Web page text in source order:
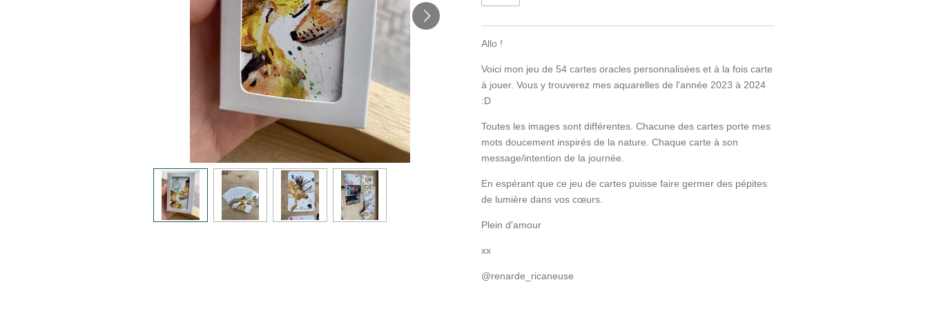
Allo !
Voici mon jeu de 54 cartes oracles personnalisées et à la fois carte
à jouer. Vous y trouverez mes aquarelles de l'année 2023 à 2024
:D
Toutes les images sont différentes. Chacune des cartes porte mes
mots doucement inspirés de la nature. Chaque carte à son
message/intention de la journée.
En espérant que ce jeu de cartes puisse faire germer des pépites
de lumière dans vos cœurs.
Plein d'amour
xx
@renarde_ricaneuse